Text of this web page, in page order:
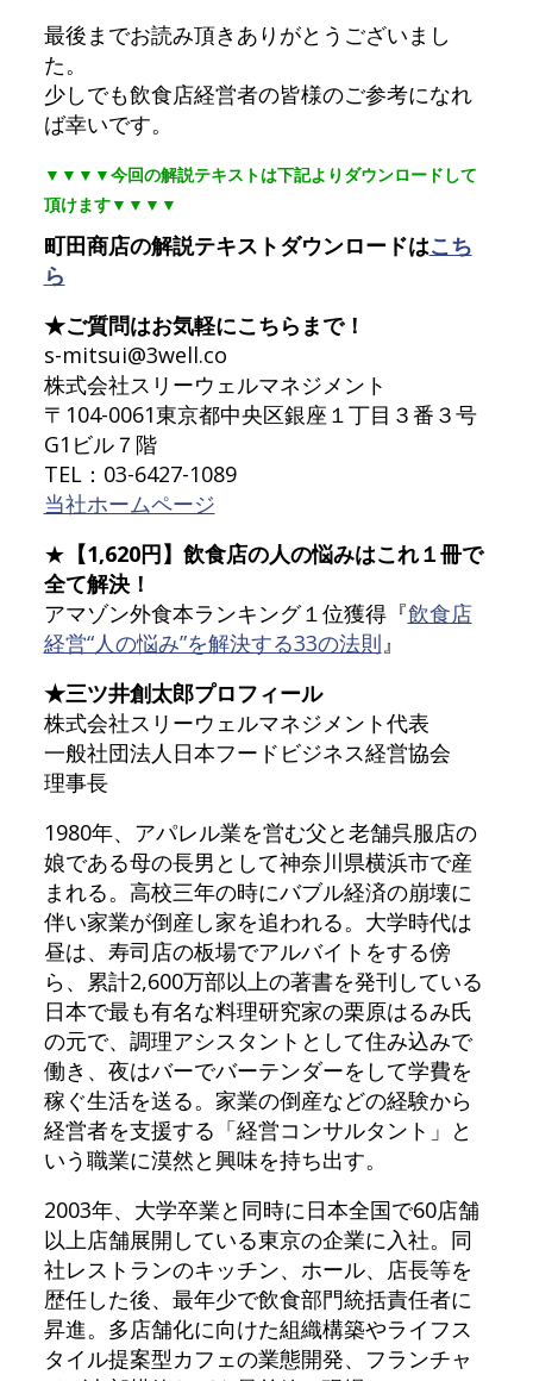
最後までお読み頂きありがとうございまし
た。
少しでも飲食店経営者の皆様のご参考になれ
ば幸いです。
▼▼▼▼今回の解説テキストは下記よりダウンロードして
頂けます▼▼▼▼
町田商店の解説テキストダウンロードはこち
ら
★ご質問はお気軽にこちらまで！
s-mitsui@3well.co
株式会社スリーウェルマネジメント
〒104-0061東京都中央区銀座１丁目３番３号
G1ビル７階
TEL：03-6427-1089
当社ホームページ
★ 【1,620円】飲食店の人の悩みはこれ１冊で
全て解決！
アマゾン外食本ランキング１位獲得『飲食店
経営“人の悩み”を解決する33の法則』
★三ツ井創太郎プロフィール
株式会社スリーウェルマネジメント代表
一般社団法人日本フードビジネス経営協会
理事長
1980年、アパレル業を営む父と老舗呉服店の
娘である母の長男として神奈川県横浜市で産
まれる。高校三年の時にバブル経済の崩壊に
伴い家業が倒産し家を追われる。大学時代は
昼は、寿司店の板場でアルバイトをする傍
ら、累計2,600万部以上の著書を発刊している
日本で最も有名な料理研究家の栗原はるみ氏
の元で、調理アシスタントとして住み込みで
働き、夜はバーでバーテンダーをして学費を
稼ぐ生活を送る。家業の倒産などの経験から
経営者を支援する「経営コンサルタント」と
いう職業に漠然と興味を持ち出す。
2003年、大学卒業と同時に日本全国で60店舗
以上店舗展開している東京の企業に入社。同
社レストランのキッチン、ホール、店長等を
歴任した後、最年少で飲食部門統括責任者に
昇進。多店舗化に向けた組織構築やライフス
タイル提案型カフェの業態開発、フランチャ